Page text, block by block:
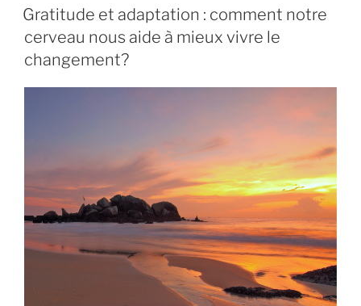
LE
Gratitude et adaptation : comment notre
cerveau nous aide à mieux vivre le
changement?